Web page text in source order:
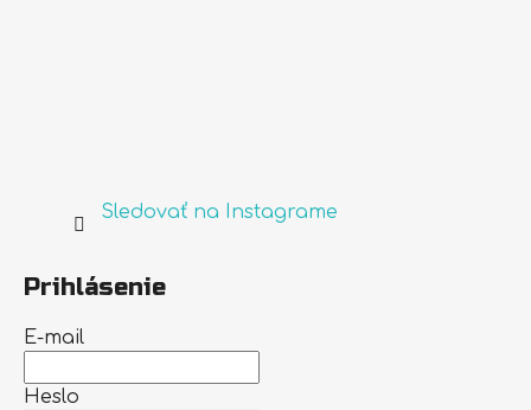
Sledovať na Instagrame
Prihlásenie
E-mail
Heslo